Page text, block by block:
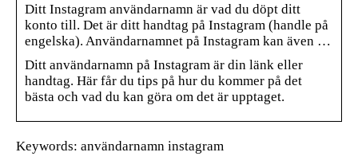
Ditt Instagram användarnamn är vad du döpt ditt
konto till. Det är ditt handtag på Instagram (handle på
engelska). Användarnamnet på Instagram kan även …
Ditt användarnamn på Instagram är din länk eller
handtag. Här får du tips på hur du kommer på det
bästa och vad du kan göra om det är upptaget.
Keywords: användarnamn instagram